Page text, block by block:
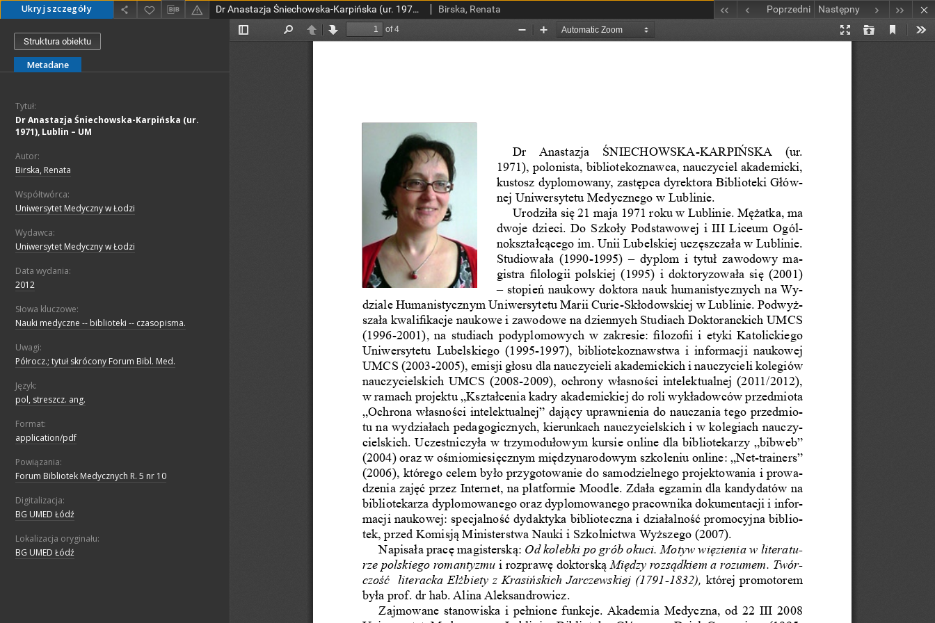
Ukryj szczegóły Dr Anastazja Śniechowska-Karpińska (ur. 1971), Lublin – UM Birska, Renata Poprzedni Następny
Struktura obiektu
Metadane
Tytuł:
Dr Anastazja Śniechowska-Karpińska (ur.
1971), Lublin – UM
Autor:
Birska, Renata
Współtwórca:
Uniwersytet Medyczny w Łodzi
Wydawca:
Uniwersytet Medyczny w Łodzi
Data wydania:
2012
Słowa kluczowe:
Nauki medyczne -- biblioteki -- czasopisma.
Uwagi:
Półrocz.; tytuł skrócony Forum Bibl. Med.
Język:
pol, streszcz. ang.
Format:
application/pdf
Powiązania:
Forum Bibliotek Medycznych R. 5 nr 10
Digitalizacja:
BG UMED Łódź
Lokalizacja oryginału:
BG UMED Łódź